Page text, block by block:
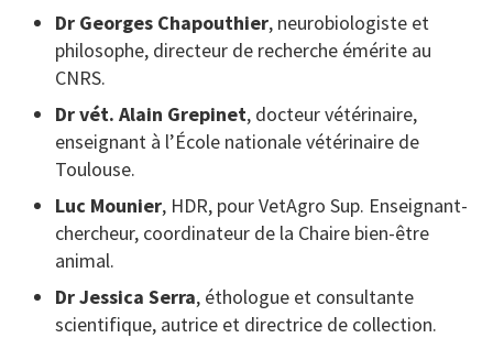
Dr Georges Chapouthier, neurobiologiste et
philosophe, directeur de recherche émérite au
CNRS.
Dr vét. Alain Grepinet, docteur vétérinaire,
enseignant à l’École nationale vétérinaire de
Toulouse.
Luc Mounier, HDR, pour VetAgro Sup. Enseignant-
chercheur, coordinateur de la Chaire bien-être
animal.
Dr Jessica Serra, éthologue et consultante
scientifique, autrice et directrice de collection.